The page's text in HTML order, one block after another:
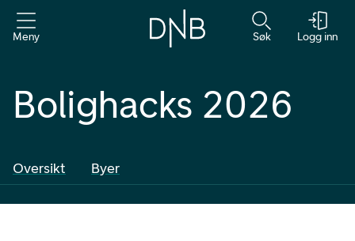
Meny Søk Logg inn
Bolighacks 2026
Oversikt Byer